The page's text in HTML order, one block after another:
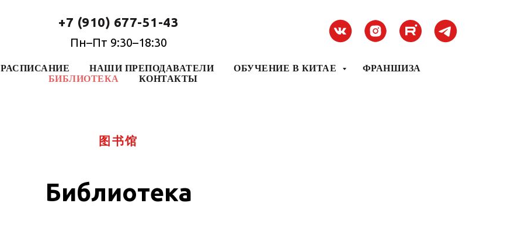
+7 (910) 677-51-43
Пн–Пт 9:30–18:30
РАСПИСАНИЕ НАШИ ПРЕПОДАВАТЕЛИ ОБУЧЕНИЕ В КИТАЕ
ФРАНШИЗА
БИБЛИОТЕКА
КОНТАКТЫ
图书馆
Библиотека